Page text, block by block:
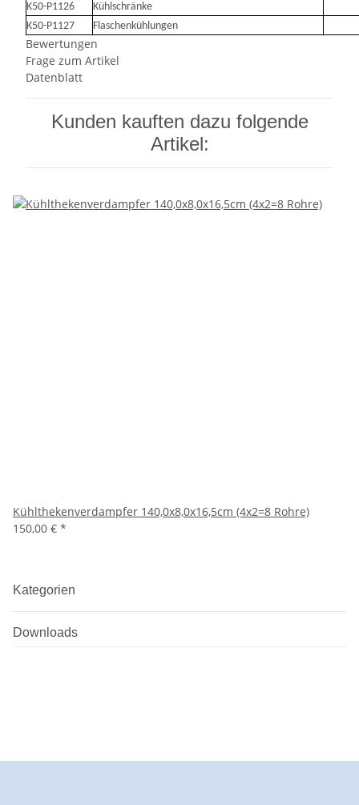
K50-P1126
Kühlschränke
K50-P1127
Flaschenkühlungen
Bewertungen
Frage zum Artikel
Datenblatt
Kunden kauften dazu folgende
Artikel:
Kühlthekenverdampfer 140,0x8,0x16,5cm (4x2=8 Rohre)
150,00 € *
Kategorien
Downloads